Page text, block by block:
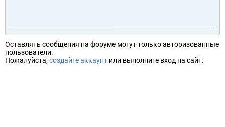
Оставлять сообщения на форуме могут только авторизованные
пользователи.
Пожалуйста, создайте аккаунт или выполните вход на сайт.